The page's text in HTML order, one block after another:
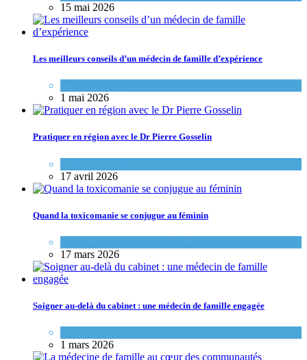
15 mai 2026
Les meilleurs conseils d’un médecin de famille d’expérience
1 mai 2026
Pratiquer en région avec le Dr Pierre Gosselin
17 avril 2026
Quand la toxicomanie se conjugue au féminin
17 mars 2026
Soigner au-delà du cabinet : une médecin de famille engagée
1 mars 2026